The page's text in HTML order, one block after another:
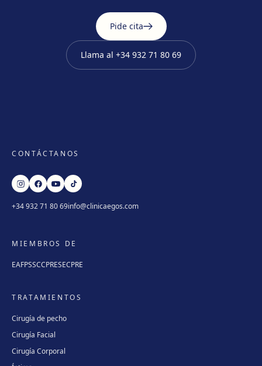
Pide cita
Llama al +34 932 71 80 69
CONTÁCTANOS
+34 932 71 80 69info@clinicaegos.com
MIEMBROS DE
EAFPSSCCPRESECPRE
TRATAMIENTOS
Cirugía de pecho
Cirugía Facial
Cirugía Corporal